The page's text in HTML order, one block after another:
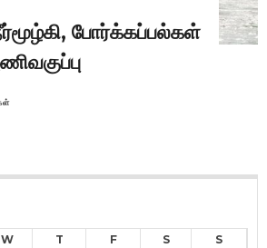
போர்க்கப்பல்கள்
W T F S S